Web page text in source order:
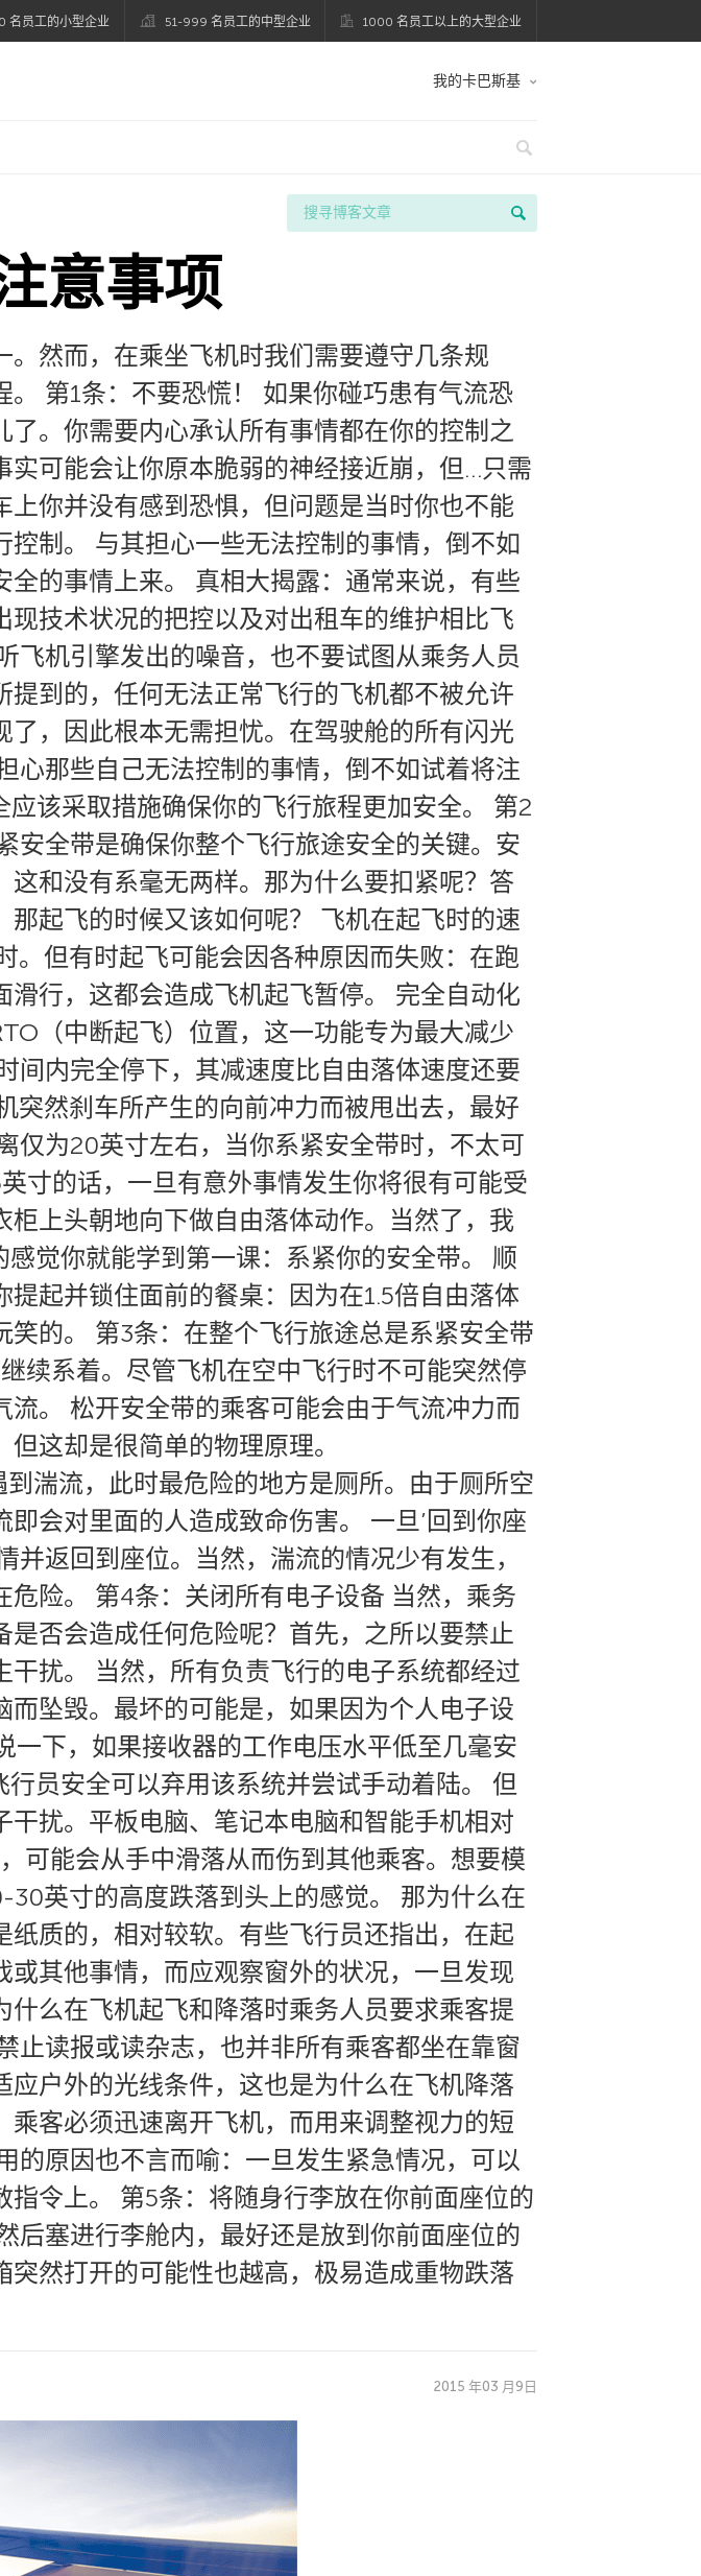
名员工的小型企业 51-999 名员工的中型企业 1000 名员工以上的大型企业
我的卡巴斯基
意事项
然而，在乘坐飞机时我们需要遵守几条规
第1条：不要恐慌！ 如果你碰巧患有气流恐
。你需要内心承认所有事情都在你的控制之
可能会让你原本脆弱的神经接近崩，但…只需
你并没有感到恐惧，但问题是当时你也不能
制。 与其担心一些无法控制的事情，倒不如
的事情上来。 真相大揭露：通常来说，有些
技术状况的把控以及对出租车的维护相比飞
飞机引擎发出的噪音，也不要试图从乘务人员
到的，任何无法正常飞行的飞机都不被允许
，因此根本无需担忧。在驾驶舱的所有闪光
心那些自己无法控制的事情，倒不如试着将注
该采取措施确保你的飞行旅程更加安全。 第2
安全带是确保你整个飞行旅途安全的关键。安
和没有系毫无两样。那为什么要扣紧呢？答
起飞的时候又该如何呢？ 飞机在起飞时的速
但有时起飞可能会因各种原因而失败：在跑
行，这都会造成飞机起飞暂停。 完全自动化
（中断起飞）位置，这一功能专为最大减少
间内完全停下，其减速度比自由落体速度还要
突然刹车所产生的向前冲力而被甩出去，最好
仅为20英寸左右，当你系紧安全带时，不太可
寸的话，一旦有意外事情发生你将很有可能受
上头朝地向下做自由落体动作。当然了，我
觉你就能学到第一课：系紧你的安全带。 顺
起并锁住面前的餐桌：因为在1.5倍自由落体
的。 第3条：在整个飞行旅途总是系紧安全带
续系着。尽管飞机在空中飞行时不可能突然停
。 松开安全带的乘客可能会由于气流冲力而
这却是很简单的物理原理。
湍流，此时最危险的地方是厕所。由于厕所空
会对里面的人造成致命伤害。 一旦’回到你座
返回到座位。当然，湍流的情况少有发生，
险。 第4条：关闭所有电子设备 当然，乘务
否会造成任何危险呢？首先，之所以要禁止
扰。 当然，所有负责飞行的电子系统都经过
坠毁。最坏的可能是，如果因为个人电子设
下，如果接收器的工作电压水平低至几毫安
员安全可以弃用该系统并尝试手动着陆。 但
扰。平板电脑、笔记本电脑和智能手机相对
可能会从手中滑落从而伤到其他乘客。想要模
英寸的高度跌落到头上的感觉。 那为什么在
质的，相对较软。有些飞行员还指出，在起
其他事情，而应观察窗外的状况，一旦发现
么在飞机起飞和降落时乘务人员要求乘客提
止读报或读杂志，也并非所有乘客都坐在靠窗
户外的光线条件，这也是为什么在飞机降落
客必须迅速离开飞机，而用来调整视力的短
的原因也不言而喻：一旦发生紧急情况，可以
令上。 第5条：将随身行李放在你前面座位的
后塞进行李舱内，最好还是放到你前面座位的
然打开的可能性也越高，极易造成重物跌落
2015 年03 月9日